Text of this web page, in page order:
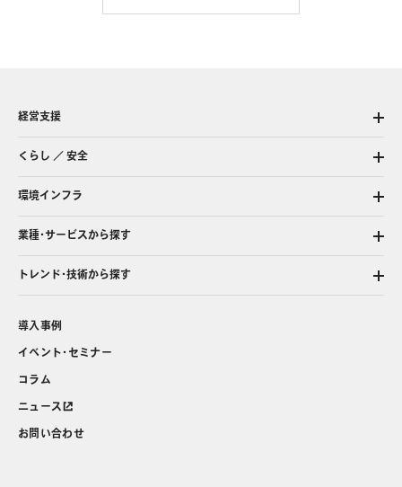
経営支援
くらし ／ 安全
環境インフラ
業種・サービスから探す
トレンド・技術から探す
導入事例
イベント・セミナー
コラム
ニュース
お問い合わせ